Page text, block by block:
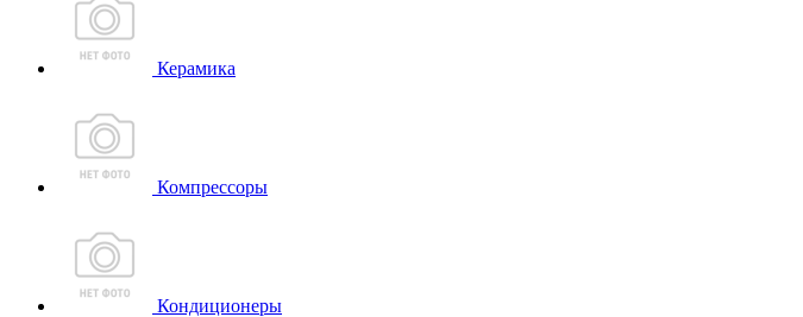
Керамика
Компрессоры
Кондиционеры